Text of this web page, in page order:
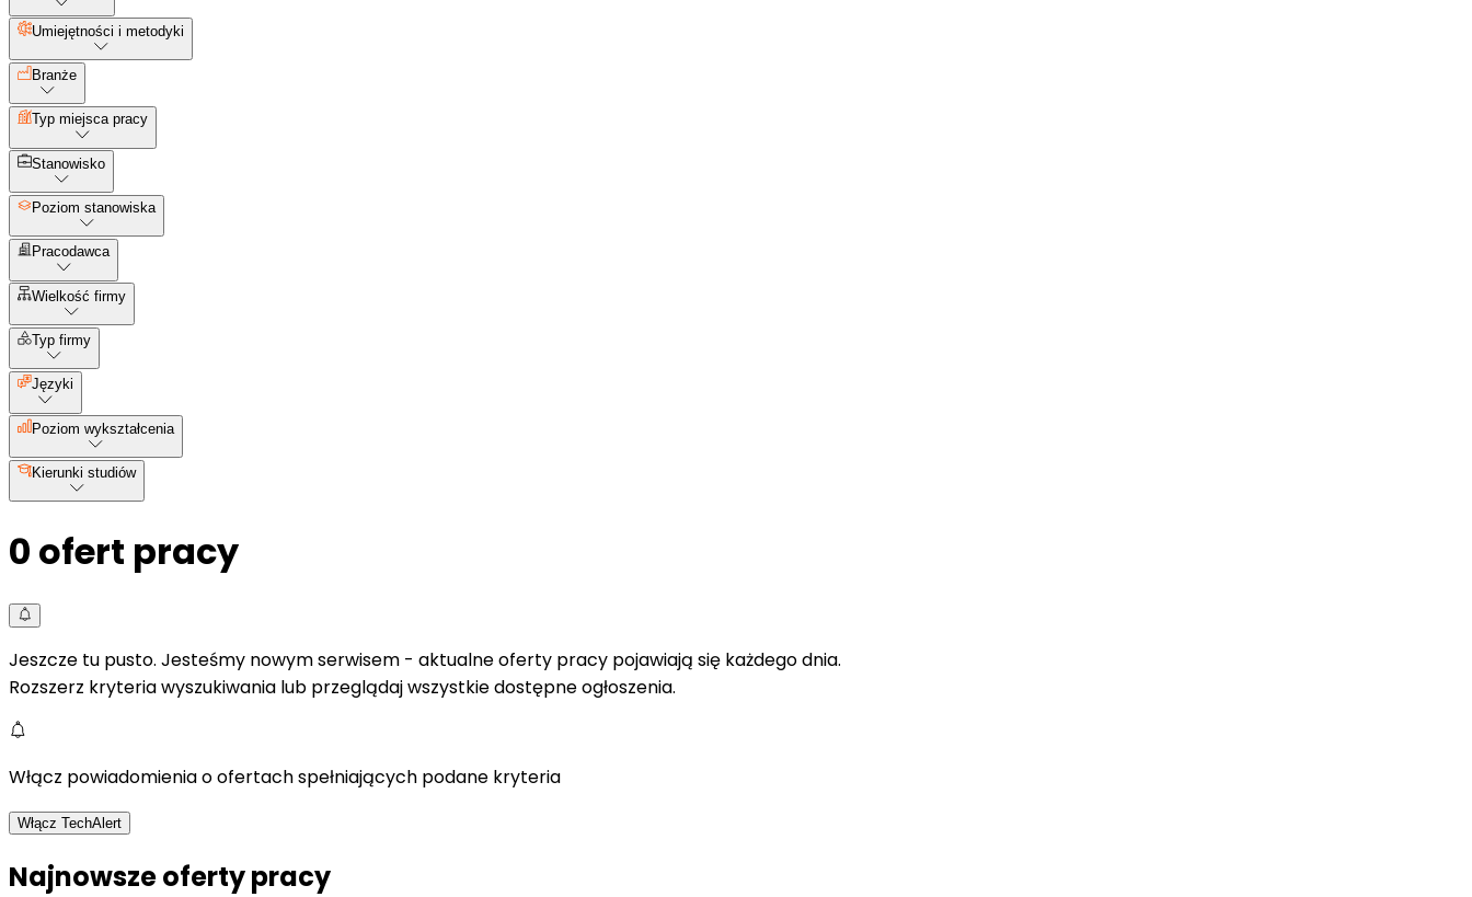
Umiejętności i metodyki
Branże
Typ miejsca pracy
Stanowisko
Poziom stanowiska
Pracodawca
Wielkość firmy
Typ firmy
Języki
Poziom wykształcenia
Kierunki studiów
0 ofert pracy
Jeszcze tu pusto. Jesteśmy nowym serwisem - aktualne oferty pracy pojawiają się każdego dnia.
Rozszerz kryteria wyszukiwania lub przeglądaj wszystkie dostępne ogłoszenia.
Włącz powiadomienia o ofertach spełniających podane kryteria
Włącz TechAlert
Najnowsze oferty pracy